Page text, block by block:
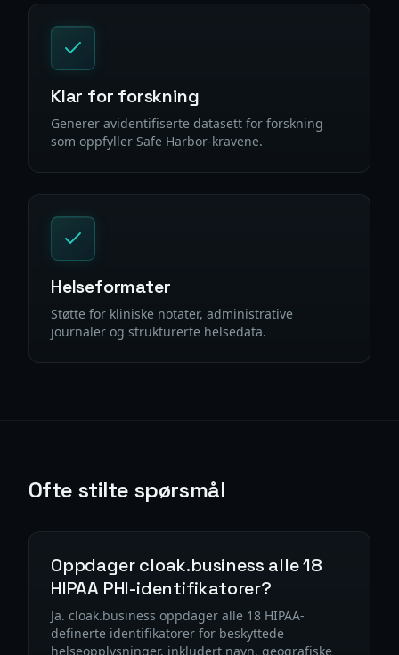
Klar for forskning
Generer avidentifiserte datasett for forskning
som oppfyller Safe Harbor-kravene.
Helseformater
Støtte for kliniske notater, administrative
journaler og strukturerte helsedata.
Ofte stilte spørsmål
Oppdager cloak.business alle 18
HIPAA PHI-identifikatorer?
Ja. cloak.business oppdager alle 18 HIPAA-
definerte identifikatorer for beskyttede
helseopplysninger, inkludert navn, geografiske